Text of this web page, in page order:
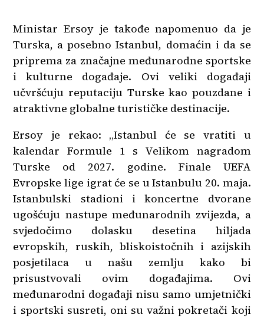
Ministar Ersoy je takođe napomenuo da je
Turska, a posebno Istanbul, domaćin i da se
priprema za značajne međunarodne sportske
i kulturne događaje. Ovi veliki događaji
učvršćuju reputaciju Turske kao pouzdane i
atraktivne globalne turističke destinacije.
Ersoy je rekao: „Istanbul će se vratiti u
kalendar Formule 1 s Velikom nagradom
Turske od 2027. godine. Finale UEFA
Evropske lige igrat će se u Istanbulu 20. maja.
Istanbulski stadioni i koncertne dvorane
ugošćuju nastupe međunarodnih zvijezda, a
svjedočimo dolasku desetina hiljada
evropskih, ruskih, bliskoistočnih i azijskih
posjetilaca u našu zemlju kako bi
prisustvovali ovim događajima. Ovi
međunarodni događaji nisu samo umjetnički
i sportski susreti, oni su važni pokretači koji